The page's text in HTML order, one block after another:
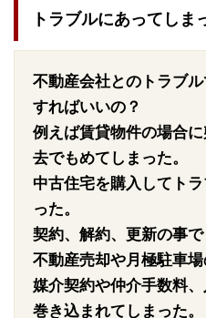
トラブルにあってしま
不動産会社とのトラブ
すればいいの？
例えば賃貸物件の場合
去でもめてしまった。
中古住宅を購入してト
った。
契約、解約、更新の事で
不動産売却や月極駐車場
媒介契約や仲介手数料
巻き込まれてしまった。